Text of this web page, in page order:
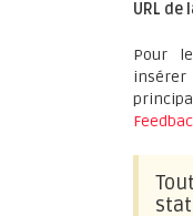
URL
Pour
insérer